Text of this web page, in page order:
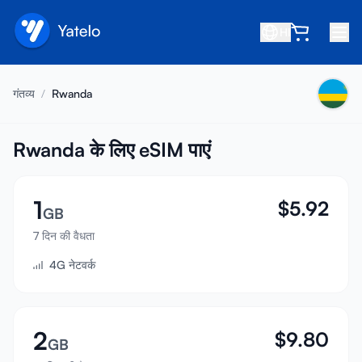
हमारे बारे में
मित्र को रेफ़र करें
सहयोगी बनें
सहायता केंद्र
सहायता
डिवाइस संगतता
गंतव्य / Rwanda
Rwanda के लिए eSIM पाएं
1GB
7 दिन की वैधता
$5.92
4G नेटवर्क
2GB $9.80